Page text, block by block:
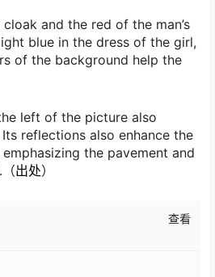
and the red of the man’s
blue in the dress of the girl,
of the background help the
left of the picture also
reflections also enhance the
the pavement and
出处）
查看